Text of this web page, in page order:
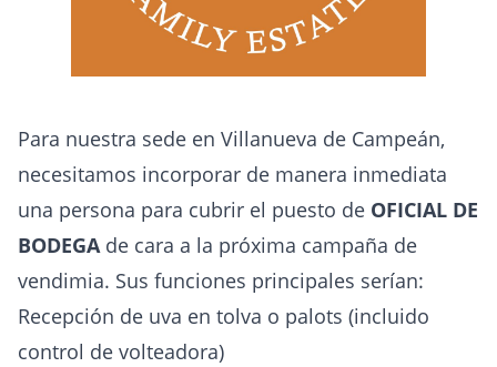
Para nuestra sede en Villanueva de Campeán,
necesitamos incorporar de manera inmediata
una persona para cubrir el puesto de OFICIAL DE
BODEGAde cara a la próxima campaña de
vendimia. Sus funciones principales serían:
Recepción de uva en tolva o palots (incluido
control de volteadora)